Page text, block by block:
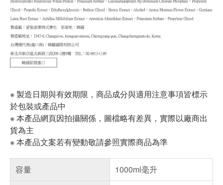
※ 製造日期與有效期限，商品成分與適用注意事項皆標示
於包裝或產品中
※ 本產品網頁因拍攝關係，圖檔略有差異，實際以廠商出
貨為主
※ 本產品文案若有變動敬請參照實際商品為準
容量
1000ml毫升